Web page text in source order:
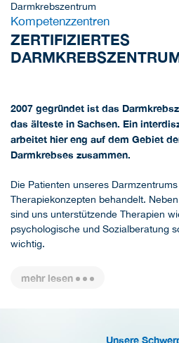
Darmkrebszentrum
Kompetenzzentren
ZERTIFIZIERTES
2007 gegründet ist das
das älteste in Sachsen. Ein
arbeitet hier eng auf dem Gebiet
Darmkrebses zusammen.
Die Patienten unseres
Therapiekonzepten behandelt.
sind uns unterstützende Therapien
psychologische und Sozialberatung
wichtig.
mehr lesen
Unsere